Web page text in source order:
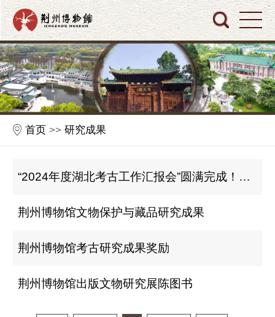
首页 >>研究成果
“2024年度湖北考古工作汇报会”圆满完成！荆州考古精彩纷呈！
荆州博物馆文物保护与藏品研究成果
荆州博物馆考古研究成果奖励
荆州博物馆出版文物研究展陈图书